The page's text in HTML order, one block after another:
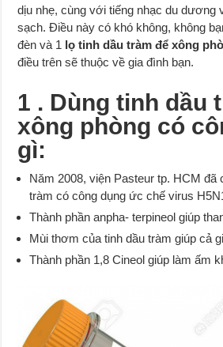
dịu nhẹ, cùng với tiếng nhạc du dương
sạch. Điều này có khó không, không
đèn và 1 lọ tinh dầu tràm để xông
điều trên sẽ thuộc về gia đình bạn.
1 . Dùng tinh dầu
xông phòng có
gì:
Năm 2008, viện Pasteur tp. HCM đã
tràm có công dụng ức chế virus
Thành phần anpha- terpineol giúp
Mùi thơm của tinh dầu tràm giúp cả
Thành phần 1,8 Cineol giúp làm ấm